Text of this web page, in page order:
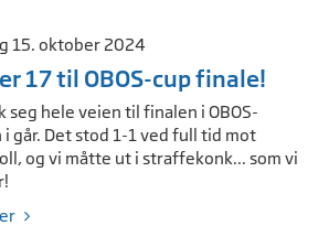
15. oktober 2024
17 til OBOS-cup finale!
seg hele veien til finalen i OBOS-
i går. Det stod 1-1 ved full tid mot
og vi måtte ut i straffekonk... som vi